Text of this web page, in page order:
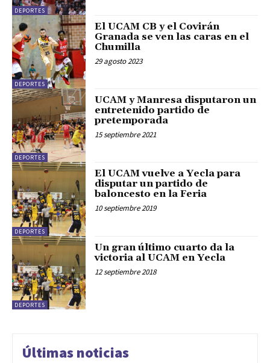
DEPORTES
DEPORTES
El UCAM CB y el Covirán
Granada se ven las caras en el
Chumilla
29 agosto 2023
DEPORTES
UCAM y Manresa disputaron un
entretenido partido de
pretemporada
15 septiembre 2021
DEPORTES
El UCAM vuelve a Yecla para
disputar un partido de
baloncesto en la Feria
10 septiembre 2019
DEPORTES
Un gran último cuarto da la
victoria al UCAM en Yecla
12 septiembre 2018
Últimas noticias